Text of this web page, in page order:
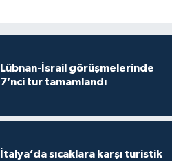
Lübnan-İsrail görüşmelerinde
7’nci tur tamamlandı
İtalya’da sıcaklara karşı turistik